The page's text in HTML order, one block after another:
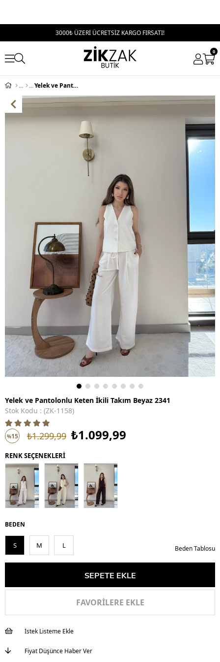
3000₺ ÜZERİ ÜCRETSİZ KARGO FIRSATI!
0
Yelek ve Pantolonlu Keten İkili Takım Beyaz 2341
Yelek ve Pantolonlu Keten İkili Takım Beyaz 2341
Stok Kodu
(ZK-1158)
%15 ₺1.299,99 ₺1.099,99
RENK SEÇENEKLERİ
BEDEN
S M L Beden Tablosu
FAVORILERE EKLE
İstek Listeme Ekle
Fiyat Düşünce Haber Ver